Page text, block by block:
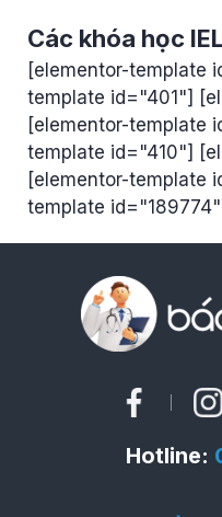
Các khóa học
[elementor-template
template id="401"]
[elementor-template
template id="410"]
[elementor-template
template
Hotline: